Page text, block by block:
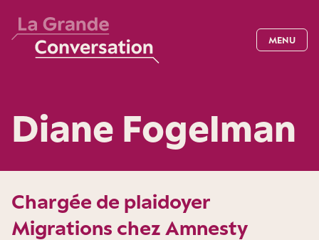
MENU
Diane Fogelman
Chargée de plaidoyer
Migrations chez Amnesty